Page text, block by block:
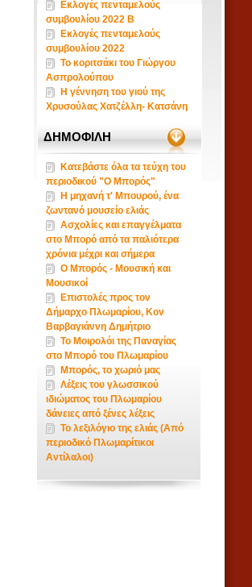
Εκλογές πενταμελούς
συμβουλίου 2022 B
Εκλογές πενταμελούς
συμβουλίου 2022
Το κοριτσάκι του Γιώργου
Ασπρολούπου
Η γέννηση του γιού της
Χρυσούλας Χατζέλλη- Κατσάνη
ΔΗΜΟΦΙΛΗ
Κατεβάστε όλα τα τεύχη του
περιοδικού "Ο Μπορός"
Η μηχανή τ' Μπουρού, ένα
ζωντανό μουσείο ελιάς
Ασχολίες και επαγγέλματα
στο Μπορό από τα παλιότερα
χρόνια μέχρι και σήμερα
Ο Μπορός - Μουσική και
Μουσικοί
Επιστολές προς τον
Δήμαρχο Πλωμαρίου, Κον
Βαρβαγιάννη Δημήτριο
Το Μοιρολόι της Παναγίας
στο Μπορό του Πλωμαρίου
Μπορός, το χωριό μας
Λέξεις του γλωσσικού
ιδιώματος του Πλωμαρίου
δάνειες από ξένες λέξεις
Το λεξιλόγιο της ελιάς (Από
περιοδικό Πλωμαρίτικοι
Αντίλαλοι)